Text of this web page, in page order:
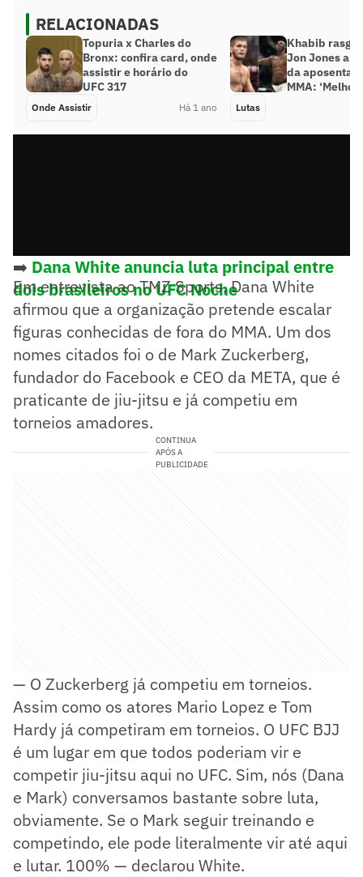
RELACIONADAS
Topuria x Charles do
Bronx: confira card, onde
assistir e horário do
UFC 317
Onde Assistir Há 1 ano
Khabib rasga
Jon Jones
da
MMA:
Lutas
➡️ Dana White anuncia luta principal entre
dois brasileiros no UFC Noche
Em entrevista ao TMZ Sports, Dana White
afirmou que a organização pretende escalar
figuras conhecidas de fora do MMA. Um dos
nomes citados foi o de Mark Zuckerberg,
fundador do Facebook e CEO da META, que é
praticante de jiu-jitsu e já competiu em
torneios amadores.
CONTINUA
APÓS A
PUBLICIDADE
— O Zuckerberg já competiu em torneios.
Assim como os atores Mario Lopez e Tom
Hardy já competiram em torneios. O UFC BJJ
é um lugar em que todos poderiam vir e
competir jiu-jitsu aqui no UFC. Sim, nós (Dana
e Mark) conversamos bastante sobre luta,
obviamente. Se o Mark seguir treinando e
competindo, ele pode literalmente vir até aqui
e lutar. 100% — declarou White.